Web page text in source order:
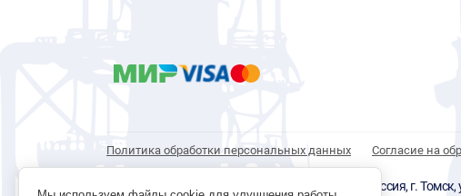
Политика обработки персональных данных Согласие на
© 1996 - 2026 инструмент парк «Мастер Плюс» Россия, г.